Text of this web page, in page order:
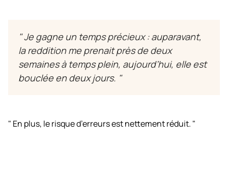
" Je gagne un temps précieux : auparavant,
la reddition me prenait près de deux
semaines à temps plein, aujourd’hui, elle est
bouclée en deux jours. "
" En plus, le risque d’erreurs est nettement réduit. "